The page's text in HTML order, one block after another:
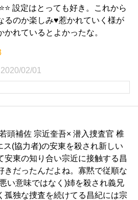
設定はとっても好き。これから
るのか楽しみ♥️惹かれていく様が
かれているとよかったな。
2020/02/01
頭補佐 宗近奎吾× 潜入捜査官 椎
ス(協力者)の安東を殺され新しい
安東の知り合い宗近に接触する昌
きだったんだよね。寡黙で従順な
い意味ではなく)姉を殺され義兄
孤独な捜査を続けてる昌紀には宗